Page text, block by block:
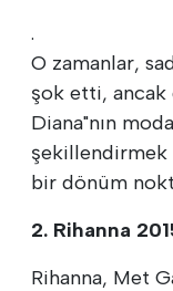
.
O zamanlar,
şok etti, ancak
Diana"nın
şekillendirmek
bir dönüm
2. Rihanna
Rihanna, Met